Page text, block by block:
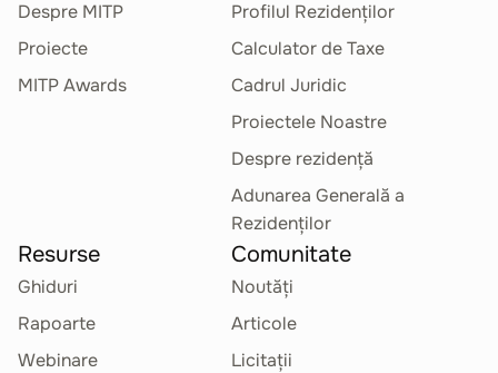
Despre MITP
Proiecte
MITP Awards
Profilul Rezidenților
Calculator de Taxe
Cadrul Juridic
Proiectele Noastre
Despre rezidență
Adunarea Generală a
Rezidenților
Resurse
Ghiduri
Rapoarte
Webinare
Comunitate
Noutăți
Articole
Licitații